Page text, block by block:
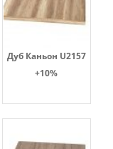
Дуб Каньон U2157
+10%